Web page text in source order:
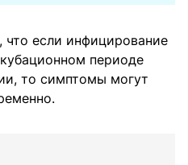
что если инфицирование
периоде
то симптомы могут